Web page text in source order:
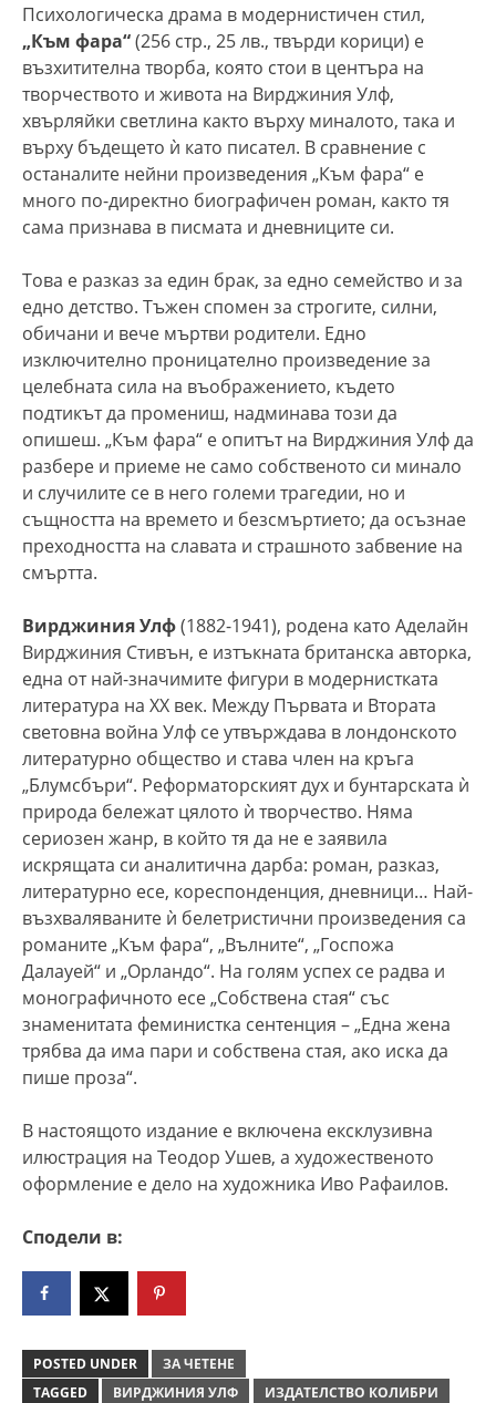
Психологическа драма в модернистичен стил,
„Към фара“(256 стр., 25 лв., твърди корици) е
възхитителна творба, която стои в центъра на
творчеството и живота на Вирджиния Улф,
хвърляйки светлина както върху миналото, така и
върху бъдещето ѝ като писател. В сравнение с
останалите нейни произведения „Към фара“ е
много по-директно биографичен роман, както тя
сама признава в писмата и дневниците си.
Това е разказ за един брак, за едно семейство и за
едно детство. Тъжен спомен за строгите, силни,
обичани и вече мъртви родители. Едно
изключително проницателно произведение за
целебната сила на въображението, където
подтикът да промениш, надминава този да
опишеш. „Към фара“ е опитът на Вирджиния Улф да
разбере и приеме не само собственото си минало
и случилите се в него големи трагедии, но и
същността на времето и безсмъртието; да осъзнае
преходността на славата и страшното забвение на
смъртта.
Вирджиния Улф(1882-1941), родена като Аделайн
Вирджиния Стивън, е изтъкната британска авторка,
една от най-значимите фигури в модернистката
литература на XX век. Между Първата и Втората
световна война Улф се утвърждава в лондонското
литературно общество и става член на кръга
„Блумсбъри“. Реформаторският дух и бунтарската ѝ
природа бележат цялото ѝ творчество. Няма
сериозен жанр, в който тя да не е заявила
искрящата си аналитична дарба: роман, разказ,
литературно есе, кореспонденция, дневници… Най-
възхваляваните ѝ белетристични произведения са
романите „Към фара“, „Вълните“, „Госпожа
Далауей“ и „Орландо“. На голям успех се радва и
монографичното есе „Собствена стая“ със
знаменитата феминистка сентенция – „Една жена
трябва да има пари и собствена стая, ако иска да
пише проза“.
В настоящото издание е включена ексклузивна
илюстрация на Теодор Ушев, а художественото
оформление е дело на художника Иво Рафаилов.
Сподели в:
POSTED UNDER
ЗА ЧЕТЕНЕ
TAGGED
ВИРДЖИНИЯ УЛФ ИЗДАТЕЛСТВО КОЛИБРИ